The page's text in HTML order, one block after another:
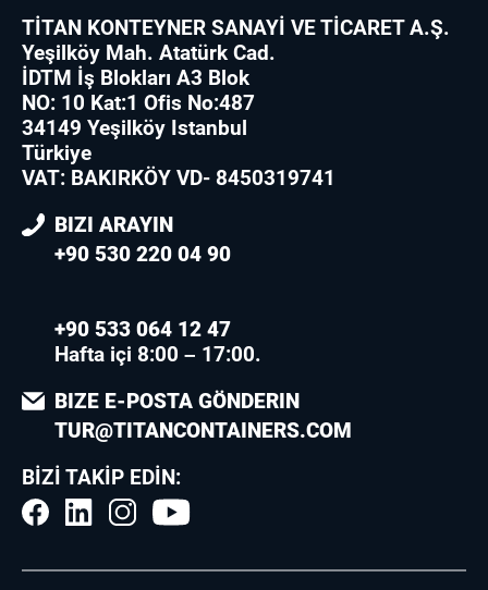
TİTAN KONTEYNER SANAYİ VE TİCARET A.Ş.
Yeşilköy Mah. Atatürk Cad.
İDTM İş Blokları A3 Blok
NO: 10 Kat:1 Ofis No:487
34149 Yeşilköy Istanbul
Türkiye
VAT: BAKIRKÖY VD- 8450319741
BIZI ARAYIN
+90 530 220 04 90
+90 533 064 12 47
Hafta içi 8:00 – 17:00.
BIZE E-POSTA GÖNDERIN
TUR@TITANCONTAINERS.COM
BIZI TAKIP EDIN: